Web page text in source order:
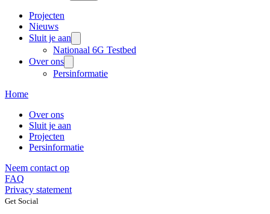
Projecten
Nieuws
Sluit je aan
Nationaal 6G Testbed
Over ons
Persinformatie
Home
Over ons
Sluit je aan
Projecten
Persinformatie
Neem contact op
FAQ
Privacy statement
Get Social